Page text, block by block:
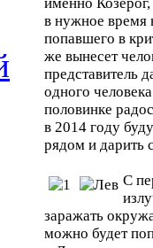
в нужное время
попавшего в
же вынесет
представитель
одного
половинке
в 2014 году
рядом и дарить
С
заражать
можно будет